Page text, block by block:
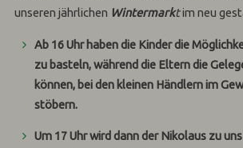
unseren jährlichen Wintermarktim neu
Ab 16 Uhr haben die Kinder die
zu basteln, während die Eltern die
können, bei den kleinen Händlern im
stöbern.
Um 17 Uhr wird dann der Nikolaus zu